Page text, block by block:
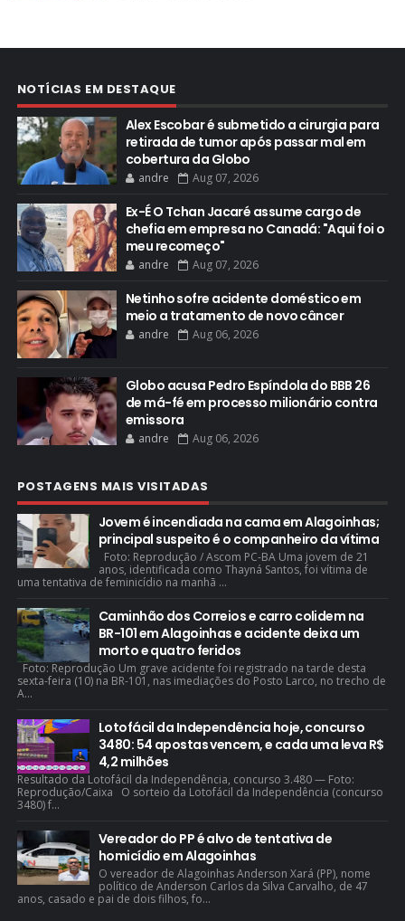
NOTÍCIAS EM DESTAQUE
Alex Escobar é submetido a cirurgia para
retirada de tumor após passar mal em
cobertura da Globo
andre Aug 07, 2026
Ex-É O Tchan Jacaré assume cargo de
chefia em empresa no Canadá: "Aqui foi o
meu recomeço"
andre Aug 07, 2026
Netinho sofre acidente doméstico em
meio a tratamento de novo câncer
andre Aug 06, 2026
Globo acusa Pedro Espíndola do BBB 26
de má-fé em processo milionário contra
emissora
andre Aug 06, 2026
POSTAGENS MAIS VISITADAS
Jovem é incendiada na cama em Alagoinhas;
principal suspeito é o companheiro da vítima
Foto: Reprodução / Ascom PC-BA Uma jovem de 21
anos, identificada como Thayná Santos, foi vítima de
uma tentativa de feminicídio na manhã ...
Caminhão dos Correios e carro colidem na
BR-101 em Alagoinhas e acidente deixa um
morto e quatro feridos
Foto: Reprodução Um grave acidente foi registrado na tarde desta
sexta-feira (10) na BR-101, nas imediações do Posto Larco, no trecho de
A...
Lotofácil da Independência hoje, concurso
3480: 54 apostas vencem, e cada uma leva R$
4,2 milhões
Resultado da Lotofácil da Independência, concurso 3.480 — Foto:
Reprodução/Caixa O sorteio da Lotofácil da Independência (concurso
3480) f...
Vereador do PP é alvo de tentativa de
homicídio em Alagoinhas
O vereador de Alagoinhas Anderson Xará (PP), nome
político de Anderson Carlos da Silva Carvalho, de 47
anos, casado e pai de dois filhos, fo...